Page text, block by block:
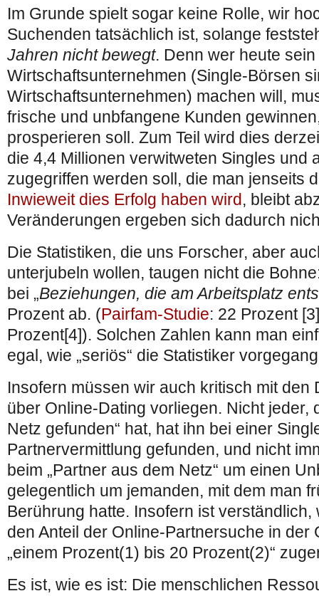
Im Grunde spielt sogar keine Rolle, wir
Suchenden tatsächlich ist, solange
Jahren nicht bewegt. Denn wer heute
Wirtschaftsunternehmen (Single-Börsen
Wirtschaftsunternehmen) machen will,
frische und unbfangene Kunden
prosperieren soll. Zum Teil wird dies
die 4,4 Millionen verwitweten Singles und
zugegriffen werden soll, die man jenseits
Inwieweit dies Erfolg haben wird, bleibt
Veränderungen ergeben sich dadurch
Die Statistiken, die uns Forscher, aber
unterjubeln wollen, taugen nicht die
bei „Beziehungen, die am Arbeitsplatz
Prozent ab. (Pairfam-Studie: 22 Prozent
Prozent[4]). Solchen Zahlen kann man
egal, wie „seriös“ die Statistiker
Insofern müssen wir auch kritisch mit den
über Online-Dating vorliegen. Nicht jeder,
Netz gefunden“ hat, hat ihn bei einer
Partnervermittlung gefunden, und nicht
beim „Partner aus dem Netz“ um einen
gelegentlich um jemanden, mit dem man
Berührung hatte. Insofern ist verständlich,
den Anteil der Online-Partnersuche in der
„einem Prozent(1) bis 20 Prozent(2)“
Es ist, wie es ist: Die menschlichen